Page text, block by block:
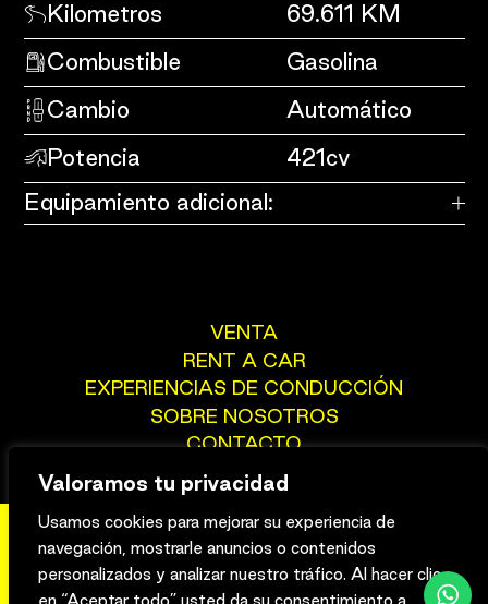
Valoramos tu privacidad
Usamos cookies para mejorar su experiencia de
navegación, mostrarle anuncios o contenidos
personalizados y analizar nuestro tráfico. Al hacer clic
en “Aceptar todo” usted da su consentimiento a
Kilometros
69.611 KM
Combustible
Gasolina
Cambio
Automático
Potencia
421cv
Equipamiento adicional:
VENTA
RENT A CAR
EXPERIENCIAS DE CONDUCCIÓN
SOBRE NOSOTROS
CONTACTO
Aviso legal Privacidad Cookies